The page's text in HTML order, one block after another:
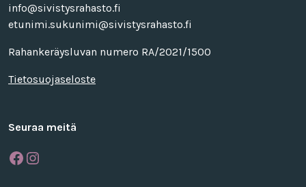
info@sivistysrahasto.fi
etunimi.sukunimi@sivistysrahasto.fi
Rahankeräysluvan numero RA/2021/1500
Tietosuojaseloste
Seuraa meitä
Facebook
Instagram